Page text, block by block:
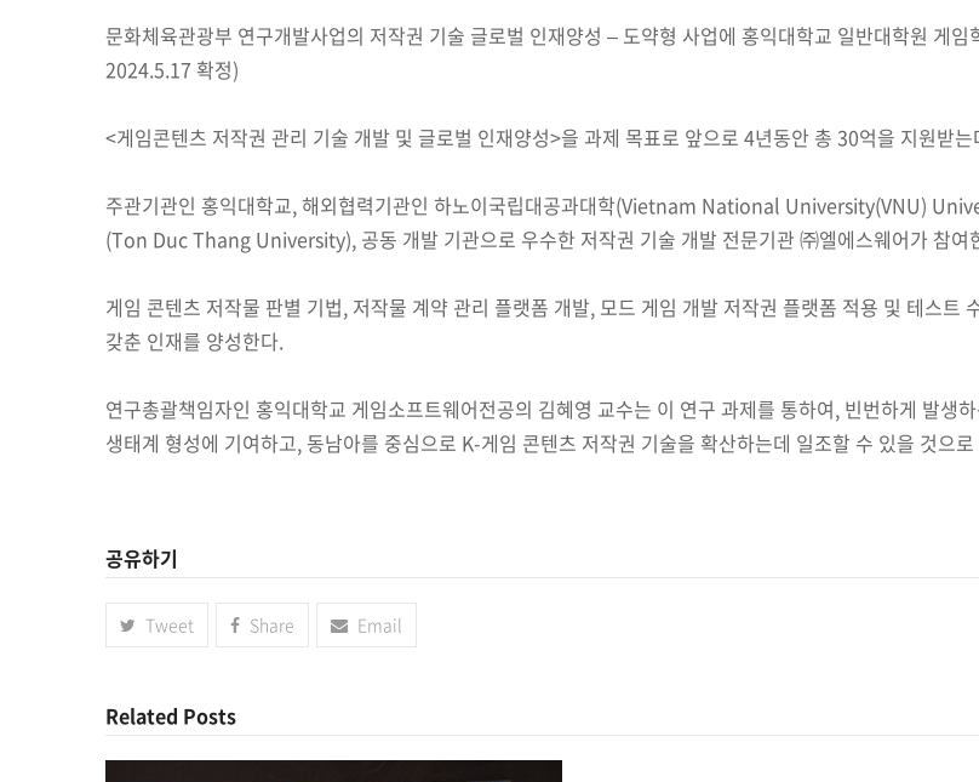
문화체육관광부 연구개발사업의 저작권 기술 글로벌 인재양성 – 도약형 사업에 홍익대학교 일반대학원 게
2024.5.17 확정)
<게임콘텐츠 저작권 관리 기술 개발 및 글로벌 인재양성>을 과제 목표로 앞으로 4년동안 총 30억을 지원받는
주관기관인 홍익대학교, 해외협력기관인 하노이국립대공과대학(Vietnam National University(VNU)
(Ton Duc Thang University), 공동 개발 기관으로 우수한 저작권 기술 개발 전문기관 ㈜엘에스웨어가 참여
게임 콘텐츠 저작물 판별 기법, 저작물 계약 관리 플랫폼 개발, 모드 게임 개발 저작권 플랫폼 적용 및 테스
갖춘 인재를 양성한다.
연구총괄책임자인 홍익대학교 게임소프트웨어전공의 김혜영 교수는 이 연구 과제를 통하여, 빈번하게 발생
생태계 형성에 기여하고, 동남아를 중심으로 K-게임 콘텐츠 저작권 기술을 확산하는데 일조할 수 있을 것으
공유하기
Tweet Share Email
Related Posts